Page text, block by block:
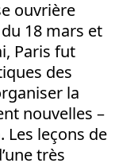
ouvrière
18 mars et
Paris fut
des
la
nouvelles –
leçons de
très